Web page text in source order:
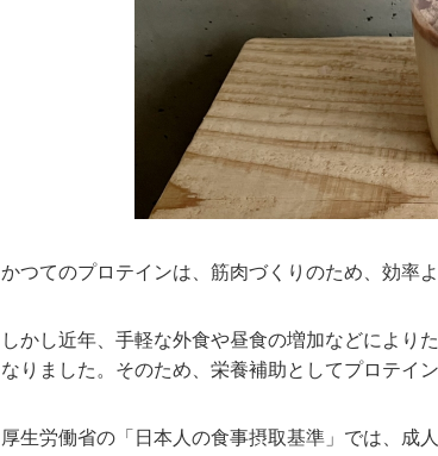
かつてのプロテインは、筋肉づくりのため、効率
しかし近年、手軽な外食や昼食の増加などにより
なりました。そのため、栄養補助としてプロテイ
厚生労働省の「日本人の食事摂取基準」では、成